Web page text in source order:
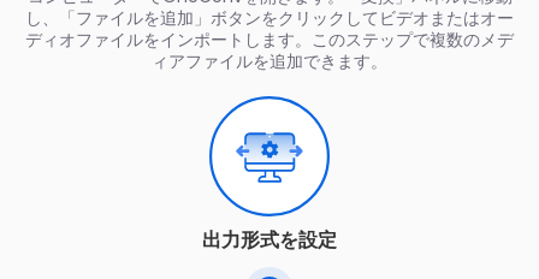
し、「ファイルを追加」ボタンをクリックしてビデオまたはオー
ディオファイルをインポートします。このステップで複数のメデ
ィアファイルを追加できます。
出力形式を設定